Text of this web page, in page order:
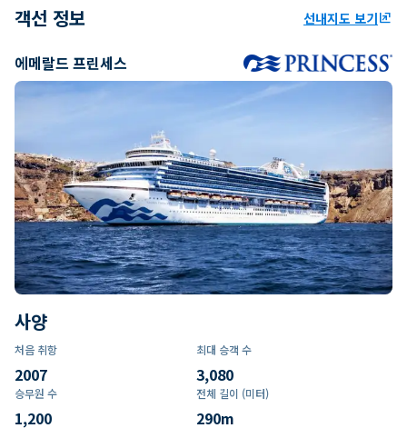
객선 정보 선내지도 보기ungroup
에메랄드 프린세스
사양
처음 취항
2007
최대 승객 수
3,080
승무원 수
1,200
전체 길이 (미터)
290m